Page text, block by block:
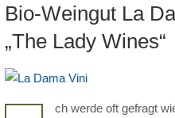
Bio-Weingut La
„The Lady Wines“
ch werde oft gefragt